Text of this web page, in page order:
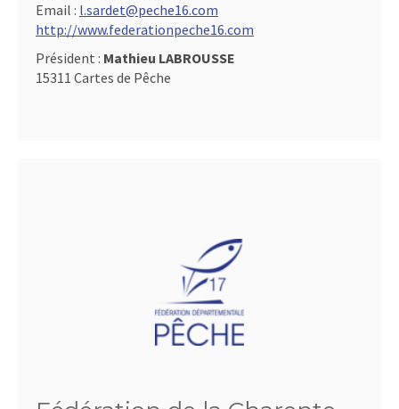
Email : l.sardet@peche16.com
http://www.federationpeche16.com
Président : Mathieu LABROUSSE
15311 Cartes de Pêche